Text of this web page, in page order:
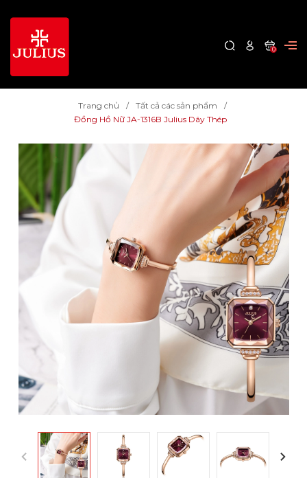
0
Trang chủ
Tất cả các sản phẩm
Đồng Hồ Nữ JA-1316B Julius Dây Thép